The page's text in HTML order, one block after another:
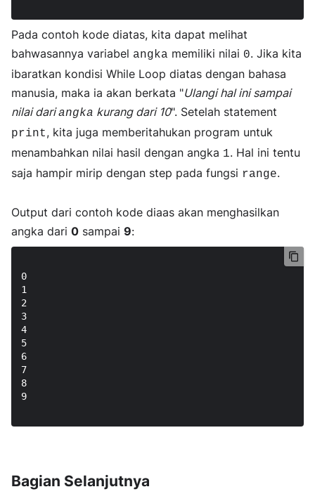
Pada contoh kode diatas, kita dapat melihat
bahwasannya variabel angka memiliki nilai 0. Jika kita
ibaratkan kondisi While Loop diatas dengan bahasa
manusia, maka ia akan berkata "Ulangi hal ini sampai
nilai dariangka kurang dari 10". Setelah statement
print, kita juga memberitahukan program untuk
menambahkan nilai hasil dengan angka 1. Hal ini tentu
saja hampir mirip dengan step pada fungsi range.
Output dari contoh kode diaas akan menghasilkan
angka dari 0 sampai 9:
0
1
2
3
4
5
6
7
8
9
Bagian Selanjutnya